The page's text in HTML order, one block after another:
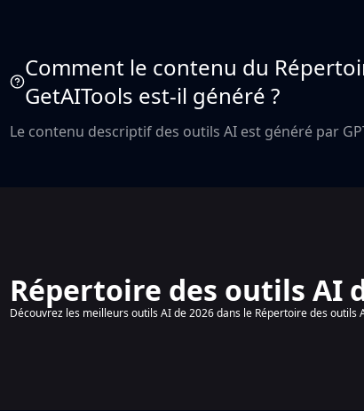
Comment le contenu du
GetAITools est-il généré ?
Le contenu descriptif des outils AI est généré par
Répertoire des outils AI
Découvrez les meilleurs outils AI de 2026 dans le Répertoire des outils